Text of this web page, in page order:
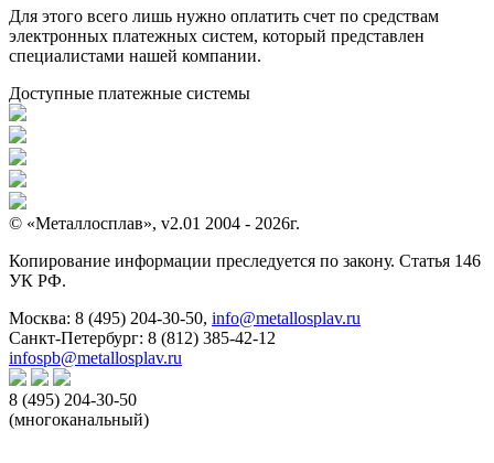
Для этого всего лишь нужно оплатить счет по средствам
электронных платежных систем, который представлен
специалистами нашей компании.
Доступные платежные системы
© «Металлосплав», v2.01 2004 - 2026г.
Копирование информации преследуется по закону. Статья 146
УК РФ.
Москва: 8 (495) 204-30-50, info@metallosplav.ru
Санкт-Петербург: 8 (812) 385-42-12
infospb@metallosplav.ru
8 (495) 204-30-50
(многоканальный)